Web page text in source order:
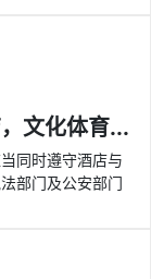
文化体育...
同时遵守酒店与
部门及公安部门